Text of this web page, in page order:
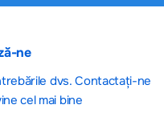
ne
dvs. Contactați-ne
cel mai bine